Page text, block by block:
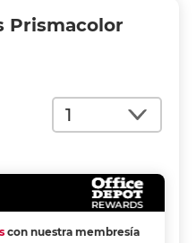
Prismacolor
Cantidad
con nuestra membresía